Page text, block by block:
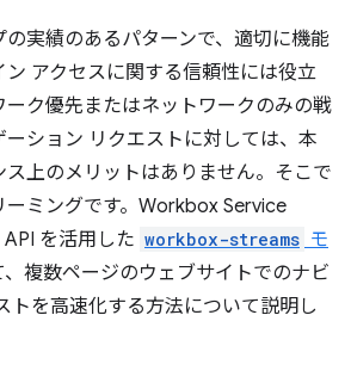
の実績のあるパターンで、適切に機能
ン アクセスに関する信頼性には役立
ーク優先またはネットワークのみの戦
ション リクエストに対しては、本
上のメリットはありません。そこで
ミングです。Workbox Service
を活用した workbox-streams モ
、複数ページのウェブサイトでのナビ
トを高速化する方法について説明し